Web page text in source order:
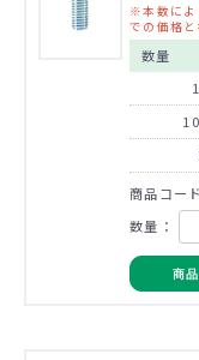
※本数によ
での価格と
数量
商品コー
数量：
商